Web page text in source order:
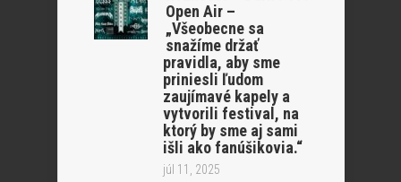
Open Air –
„Všeobecne sa
snažíme držať
pravidla, aby sme
priniesli ľudom
zaujímavé kapely a
vytvorili festival, na
ktorý by sme aj sami
išli ako fanúšikovia.“
júl 11, 2025